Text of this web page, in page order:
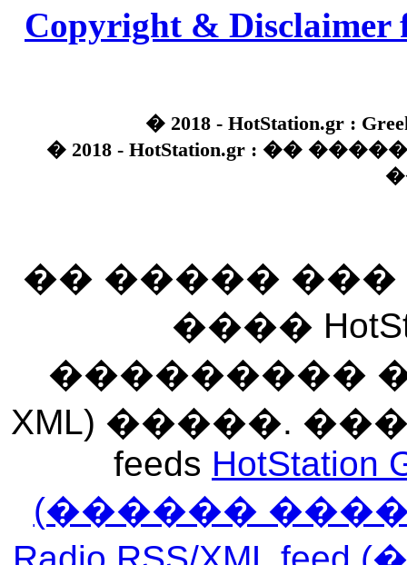
Copyright & Disclaimer
� 2018 - HotStation.gr :
� 2018 - HotStation.gr : ��
�� �����
����
��������� ���
XML) �����.
feeds HotStation
(������